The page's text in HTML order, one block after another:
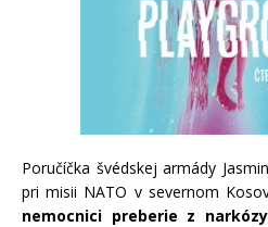
Poručíčka švédskej armády
pri misii NATO v severnom
nemocnici preberie z